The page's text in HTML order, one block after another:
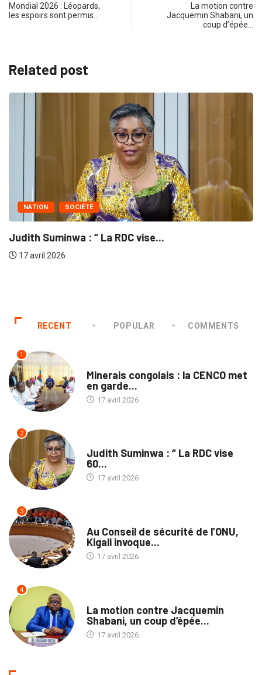
Mondial 2026 : Léopards,
les espoirs sont permis…
La motion contre
Jacquemin Shabani, un
coup d’épée…
Related post
NATION SOCIÉTÉ
Judith Suminwa : “ La RDC vise...
17 avril 2026
RECENT POPULAR COMMENTS
1
Minerais congolais : la CENCO met
en garde...
17 avril 2026
2
Judith Suminwa : “ La RDC vise
60...
17 avril 2026
3
Au Conseil de sécurité de l’ONU,
Kigali invoque...
17 avril 2026
4
La motion contre Jacquemin
Shabani, un coup d’épée...
17 avril 2026